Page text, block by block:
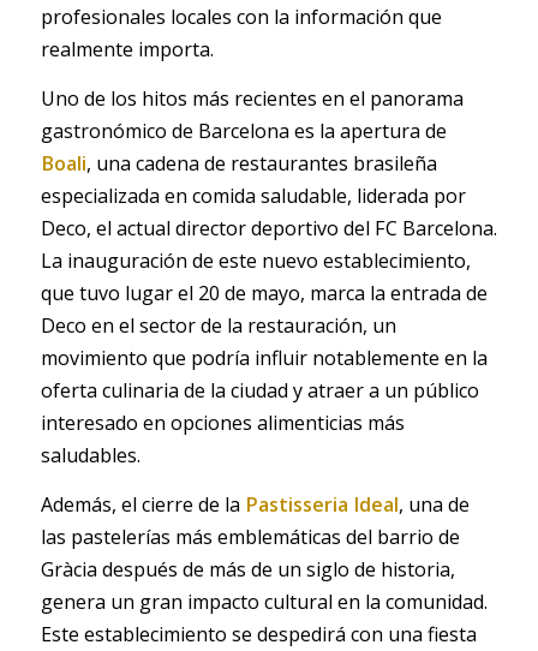
profesionales locales con la información que
realmente importa.
Uno de los hitos más recientes en el panorama
gastronómico de Barcelona es la apertura de
Boali, una cadena de restaurantes brasileña
especializada en comida saludable, liderada por
Deco, el actual director deportivo del FC Barcelona.
La inauguración de este nuevo establecimiento,
que tuvo lugar el 20 de mayo, marca la entrada de
Deco en el sector de la restauración, un
movimiento que podría influir notablemente en la
oferta culinaria de la ciudad y atraer a un público
interesado en opciones alimenticias más
saludables.
Además, el cierre de la Pastisseria Ideal, una de
las pastelerías más emblemáticas del barrio de
Gràcia después de más de un siglo de historia,
genera un gran impacto cultural en la comunidad.
Este establecimiento se despedirá con una fiesta